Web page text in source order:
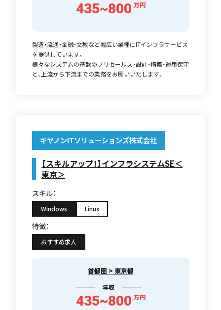
435~800 万円
製造・流通・金融・文教など幅広い業種にITインフラサービス
を提供しています。
様々なシステムの基盤のプリセールス・設計・構築・運用保守
と、上流から下流までの業務をお願いいたします。
キヤノンITソリューションズ株式会社
【スキルアップ！】インフラシステムSE＜
東京＞
スキル：
Windows Linux
特徴：
おすすめ求人
首都圏 > 東京都
年収
435~800 万円